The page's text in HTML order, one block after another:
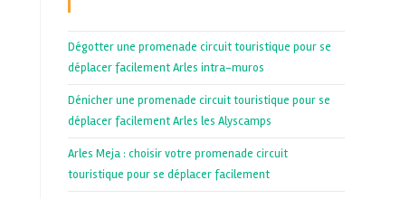
Dégotter une promenade circuit touristique pour se
déplacer facilement Arles intra-muros
Dénicher une promenade circuit touristique pour se
déplacer facilement Arles les Alyscamps
Arles Meja : choisir votre promenade circuit
touristique pour se déplacer facilement